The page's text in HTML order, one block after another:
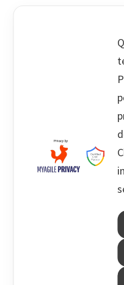
Viale Cesare
Droghe E
Tutela Del
Pagamento Da
Come Tutelarsi